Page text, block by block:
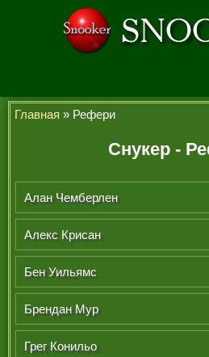
ЛЕГЕНДЫ
Главная » Рефери
Снукер -
Алан Чемберлен
Алекс Крисан
Бен Уильямс
Брендан Мур
Грег Конильо